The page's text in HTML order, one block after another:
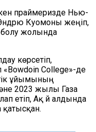
праймеризде Нью-
Куомоны жеңіп,
жолында
көрсетіп,
«Bowdoin College»-де
ұйымының
2023 жылы Газа
етіп, Ақ Үй алдында